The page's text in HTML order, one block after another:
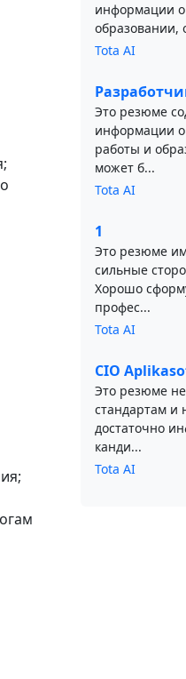
информации
образовании,
Tota AI
Это резюме
информации
работы и
может б...
Tota AI
1
Это резюме
сильные
Хорошо
профес...
Tota AI
CIO
Это резюме не
стандартам и
достаточно
канди...
Tota AI